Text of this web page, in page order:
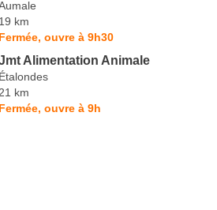
19 km
Fermée, ouvre à 9h30
Alimentation Animale
Étalondes
21 km
Fermée, ouvre à 9h